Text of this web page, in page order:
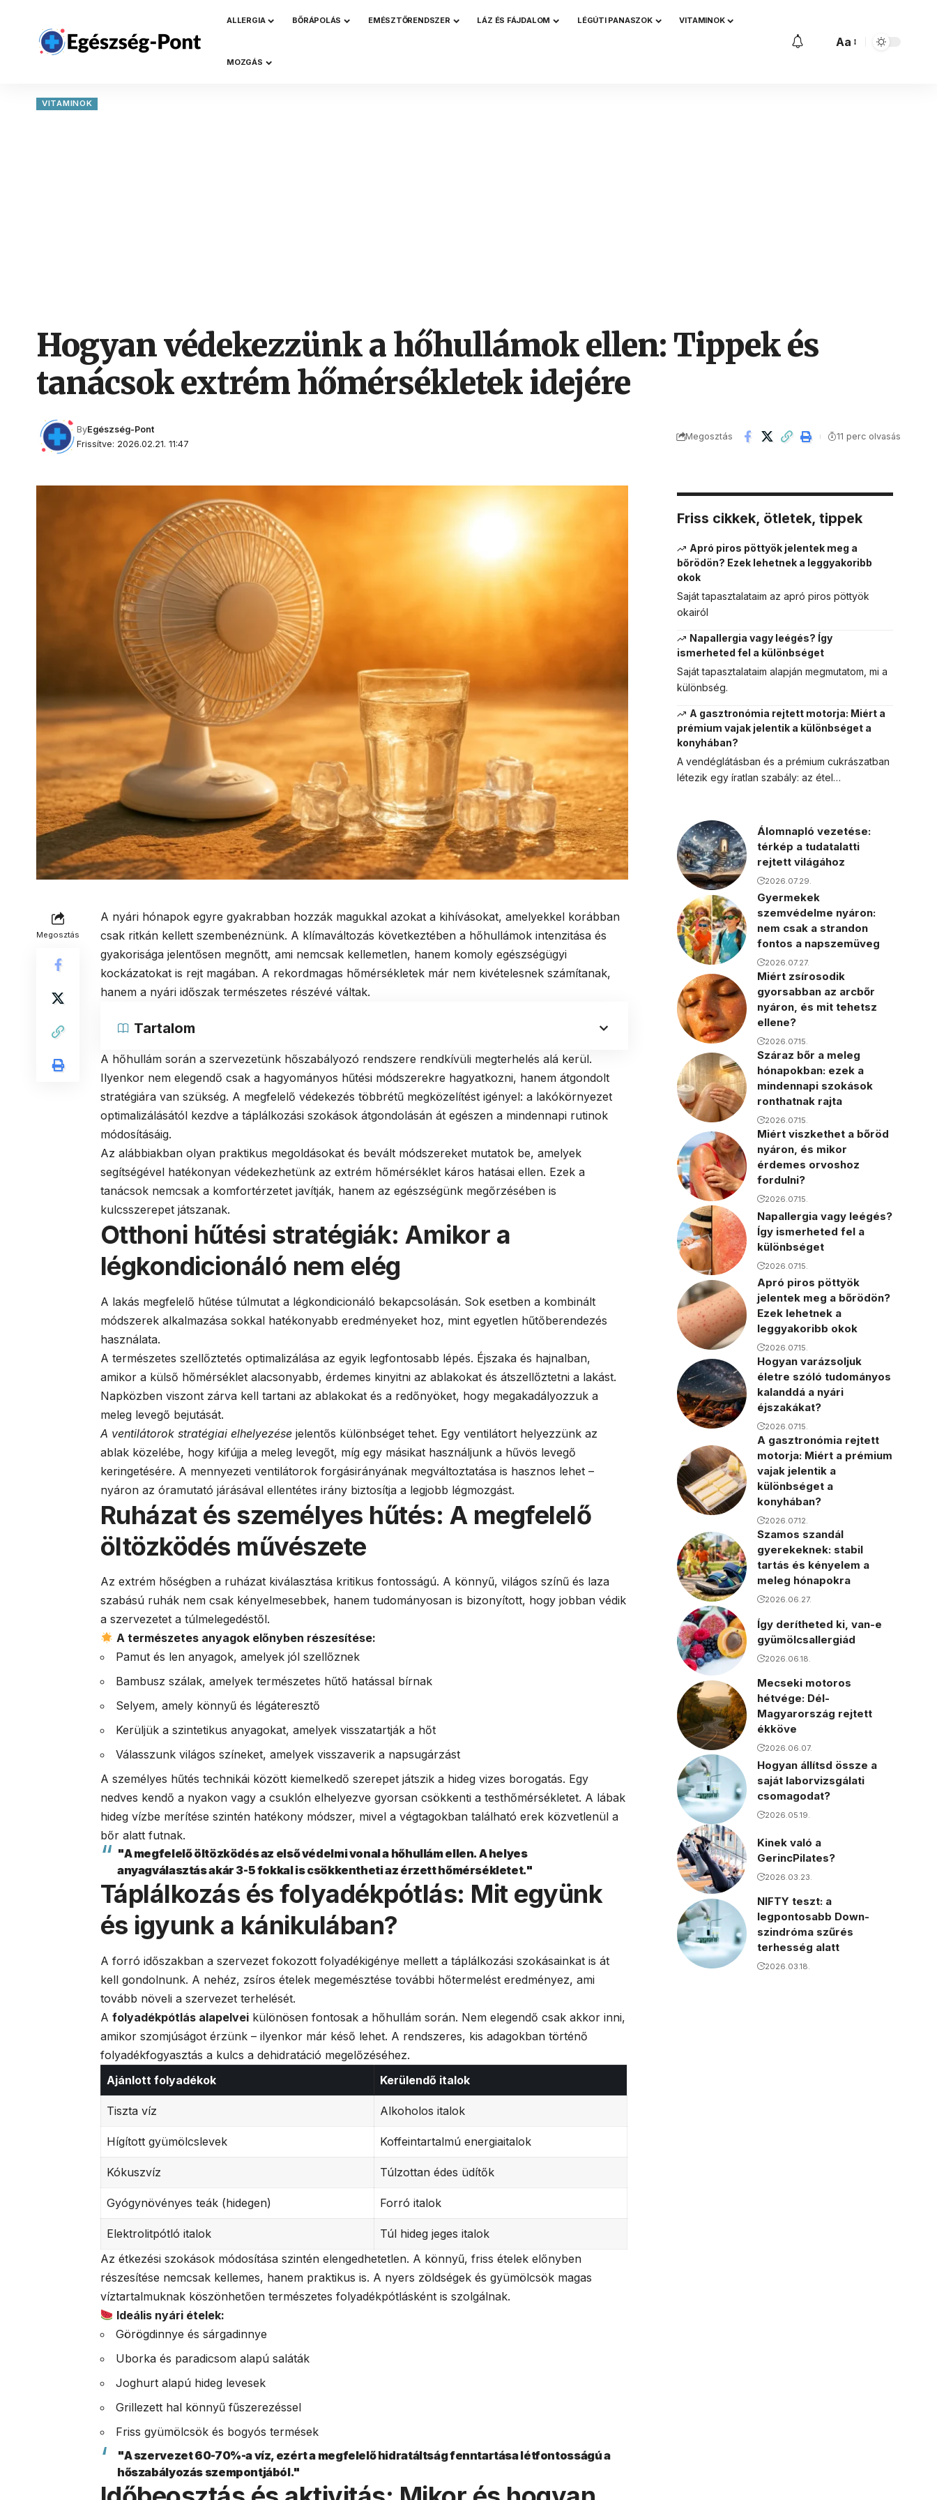
ALLERGIA BŐRÁPOLÁS EMÉSZTŐRENDSZER LÁZ ÉS FÁJDALOM LÉGÚTI PANASZOK VITAMINOK
MOZGÁS
Aa
VITAMINOK
Hogyan védekezzünk a hőhullámok ellen: Tippek és
tanácsok extrém hőmérsékletek idejére
Frissítve: 2026.02.21. 11:47
ByEgészség-Pont
Megosztás 11 perc olvasás
Megosztás
A nyári hónapok egyre gyakrabban hozzák magukkal azokat a kihívásokat, amelyekkel korábban
csak ritkán kellett szembenéznünk. A klímaváltozás következtében a hőhullámok intenzitása és
gyakorisága jelentősen megnőtt, ami nemcsak kellemetlen, hanem komoly egészségügyi
kockázatokat is rejt magában. A rekordmagas hőmérsékletek már nem kivételesnek számítanak,
hanem a nyári időszak természetes részévé váltak.
Tartalom
A hőhullám során a szervezetünk hőszabályozó rendszere rendkívüli megterhelés alá kerül.
Ilyenkor nem elegendő csak a hagyományos hűtési módszerekre hagyatkozni, hanem átgondolt
stratégiára van szükség. A megfelelő védekezés többrétű megközelítést igényel: a lakókörnyezet
optimalizálásától kezdve a táplálkozási szokások átgondolásán át egészen a mindennapi rutinok
módosításáig.
Az alábbiakban olyan praktikus megoldásokat és bevált módszereket mutatok be, amelyek
segítségével hatékonyan védekezhetünk az extrém hőmérséklet káros hatásai ellen. Ezek a
tanácsok nemcsak a komfortérzetet javítják, hanem az egészségünk megőrzésében is
kulcsszerepet játszanak.
Otthoni hűtési stratégiák: Amikor a
légkondicionáló nem elég
A lakás megfelelő hűtése túlmutat a légkondicionáló bekapcsolásán. Sok esetben a kombinált
módszerek alkalmazása sokkal hatékonyabb eredményeket hoz, mint egyetlen hűtőberendezés
használata.
A természetes szellőztetés optimalizálása az egyik legfontosabb lépés. Éjszaka és hajnalban,
amikor a külső hőmérséklet alacsonyabb, érdemes kinyitni az ablakokat és átszellőztetni a lakást.
Napközben viszont zárva kell tartani az ablakokat és a redőnyöket, hogy megakadályozzuk a
meleg levegő bejutását.
A ventilátorok stratégiai elhelyezése jelentős különbséget tehet. Egy ventilátort helyezzünk az
ablak közelébe, hogy kifújja a meleg levegőt, míg egy másikat használjunk a hűvös levegő
keringetésére. A mennyezeti ventilátorok forgásirányának megváltoztatása is hasznos lehet –
nyáron az óramutató járásával ellentétes irány biztosítja a legjobb légmozgást.
Ruházat és személyes hűtés: A megfelelő
öltözködés művészete
Az extrém hőségben a ruházat kiválasztása kritikus fontosságú. A könnyű, világos színű és laza
szabású ruhák nem csak kényelmesebbek, hanem tudományosan is bizonyított, hogy jobban védik
a szervezetet a túlmelegedéstől.
A természetes anyagok előnyben részesítése:
Pamut és len anyagok, amelyek jól szellőznek
Bambusz szálak, amelyek természetes hűtő hatással bírnak
Selyem, amely könnyű és légáteresztő
Kerüljük a szintetikus anyagokat, amelyek visszatartják a hőt
Válasszunk világos színeket, amelyek visszaverik a napsugárzást
A személyes hűtés technikái között kiemelkedő szerepet játszik a hideg vizes borogatás. Egy
nedves kendő a nyakon vagy a csuklón elhelyezve gyorsan csökkenti a testhőmérsékletet. A lábak
hideg vízbe merítése szintén hatékony módszer, mivel a végtagokban található erek közvetlenül a
bőr alatt futnak.
"A megfelelő öltözködés az első védelmi vonal a hőhullám ellen. A helyes
anyagválasztás akár 3-5 fokkal is csökkentheti az érzett hőmérsékletet."
Táplálkozás és folyadékpótlás: Mit együnk
és igyunk a kánikulában?
A forró időszakban a szervezet fokozott folyadékigénye mellett a táplálkozási szokásainkat is át
kell gondolnunk. A nehéz, zsíros ételek megemésztése további hőtermelést eredményez, ami
tovább növeli a szervezet terhelését.
A folyadékpótlás alapelvei különösen fontosak a hőhullám során. Nem elegendő csak akkor inni,
amikor szomjúságot érzünk – ilyenkor már késő lehet. A rendszeres, kis adagokban történő
folyadékfogyasztás a kulcs a dehidratáció megelőzéséhez.
Ajánlott folyadékok
Kerülendő italok
Tiszta víz Alkoholos italok
Hígított gyümölcslevek Koffeintartalmú energiaitalok
Kókuszvíz Túlzottan édes üdítők
Gyógynövényes teák (hidegen) Forró italok
Elektrolitpótló italok
Túl hideg jeges italok
Az étkezési szokások módosítása szintén elengedhetetlen. A könnyű, friss ételek előnyben
részesítése nemcsak kellemes, hanem praktikus is. A nyers zöldségek és gyümölcsök magas
víztartalmuknak köszönhetően természetes folyadékpótlásként is szolgálnak.
Ideális nyári ételek:
Görögdinnye és sárgadinnye
Uborka és paradicsom alapú saláták
Joghurt alapú hideg levesek
Grillezett hal könnyű fűszerezéssel
Friss gyümölcsök és bogyós termések
"A szervezet 60-70%-a víz, ezért a megfelelő hidratáltság fenntartása létfontosságú a
hőszabályozás szempontjából."
Friss cikkek, ötletek, tippek
Apró piros pöttyök jelentek meg a
bőrödön? Ezek lehetnek a leggyakoribb
okok
Saját tapasztalataim az apró piros pöttyök
okairól
Napallergia vagy leégés? Így
ismerheted fel a különbséget
Saját tapasztalataim alapján megmutatom, mi a
különbség.
A gasztronómia rejtett motorja: Miért a
prémium vajak jelentik a különbséget a
konyhában?
A vendéglátásban és a prémium cukrászatban
létezik egy íratlan szabály: az étel…
Álomnapló vezetése:
térkép a tudatalatti
rejtett világához
2026.07.29.
Gyermekek
szemvédelme nyáron:
nem csak a strandon
fontos a napszemüveg
2026.07.27.
Miért zsírosodik
gyorsabban az arcbőr
nyáron, és mit tehetsz
ellene?
2026.07.15.
Száraz bőr a meleg
hónapokban: ezek a
mindennapi szokások
ronthatnak rajta
2026.07.15.
Miért viszkethet a bőröd
nyáron, és mikor
érdemes orvoshoz
fordulni?
2026.07.15.
Napallergia vagy leégés?
Így ismerheted fel a
különbséget
2026.07.15.
Apró piros pöttyök
jelentek meg a bőrödön?
Ezek lehetnek a
leggyakoribb okok
2026.07.15.
Hogyan varázsoljuk
életre szóló tudományos
kalanddá a nyári
éjszakákat?
2026.07.15.
A gasztronómia rejtett
motorja: Miért a prémium
vajak jelentik a
különbséget a
konyhában?
2026.07.12.
Szamos szandál
gyerekeknek: stabil
tartás és kényelem a
meleg hónapokra
2026.06.27.
Így derítheted ki, van-e
gyümölcsallergiád
2026.06.18.
Mecseki motoros
hétvége: Dél-
Magyarország rejtett
ékköve
2026.06.07.
Hogyan állítsd össze a
saját laborvizsgálati
csomagodat?
2026.05.19.
Kinek való a
GerincPilates?
2026.03.23.
NIFTY teszt: a
legpontosabb Down-
szindróma szűrés
terhesség alatt
2026.03.18.